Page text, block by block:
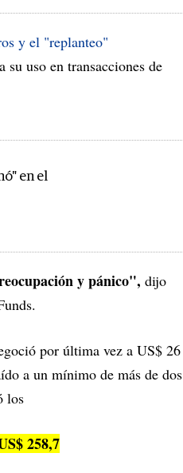
y el "replanteo"
uso en transacciones de
en el
y pánico", dijo
por última vez a US$ 26
a un mínimo de más de dos
los
258,7